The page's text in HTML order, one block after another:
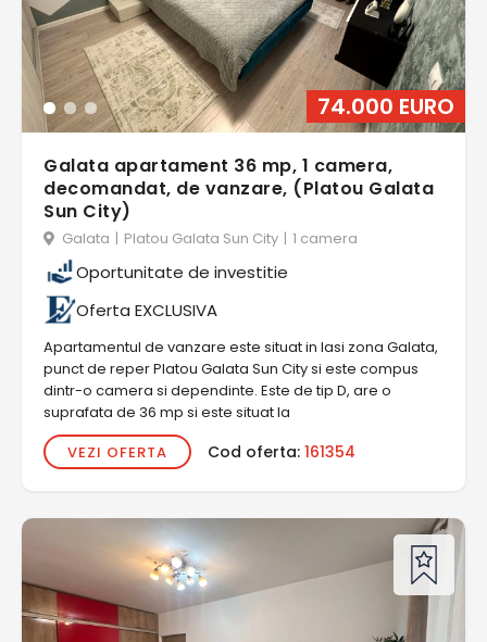
74.000 EURO
Galata apartament 36 mp, 1 camera,
decomandat, de vanzare, (Platou Galata
Sun City)
Galata | Platou Galata Sun City | 1 camera
Oportunitate de investitie
Oferta EXCLUSIVA
Apartamentul de vanzare este situat in Iasi zona Galata,
punct de reper Platou Galata Sun City si este compus
dintr-o camera si dependinte. Este de tip D, are o
suprafata de 36 mp si este situat la
VEZI OFERTA
Cod oferta: 161354